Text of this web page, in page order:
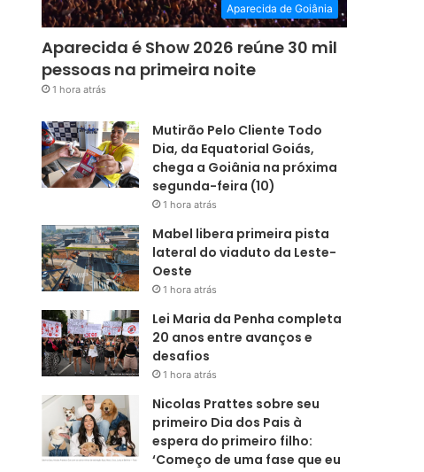
Aparecida de Goiânia
Aparecida é Show 2026 reúne 30 mil
pessoas na primeira noite
1 hora atrás
Mutirão Pelo Cliente Todo
Dia, da Equatorial Goiás,
chega a Goiânia na próxima
segunda-feira (10)
1 hora atrás
Mabel libera primeira pista
lateral do viaduto da Leste-
Oeste
1 hora atrás
Lei Maria da Penha completa
20 anos entre avanços e
desafios
1 hora atrás
Nicolas Prattes sobre seu
primeiro Dia dos Pais à
espera do primeiro filho:
‘Começo de uma fase que eu